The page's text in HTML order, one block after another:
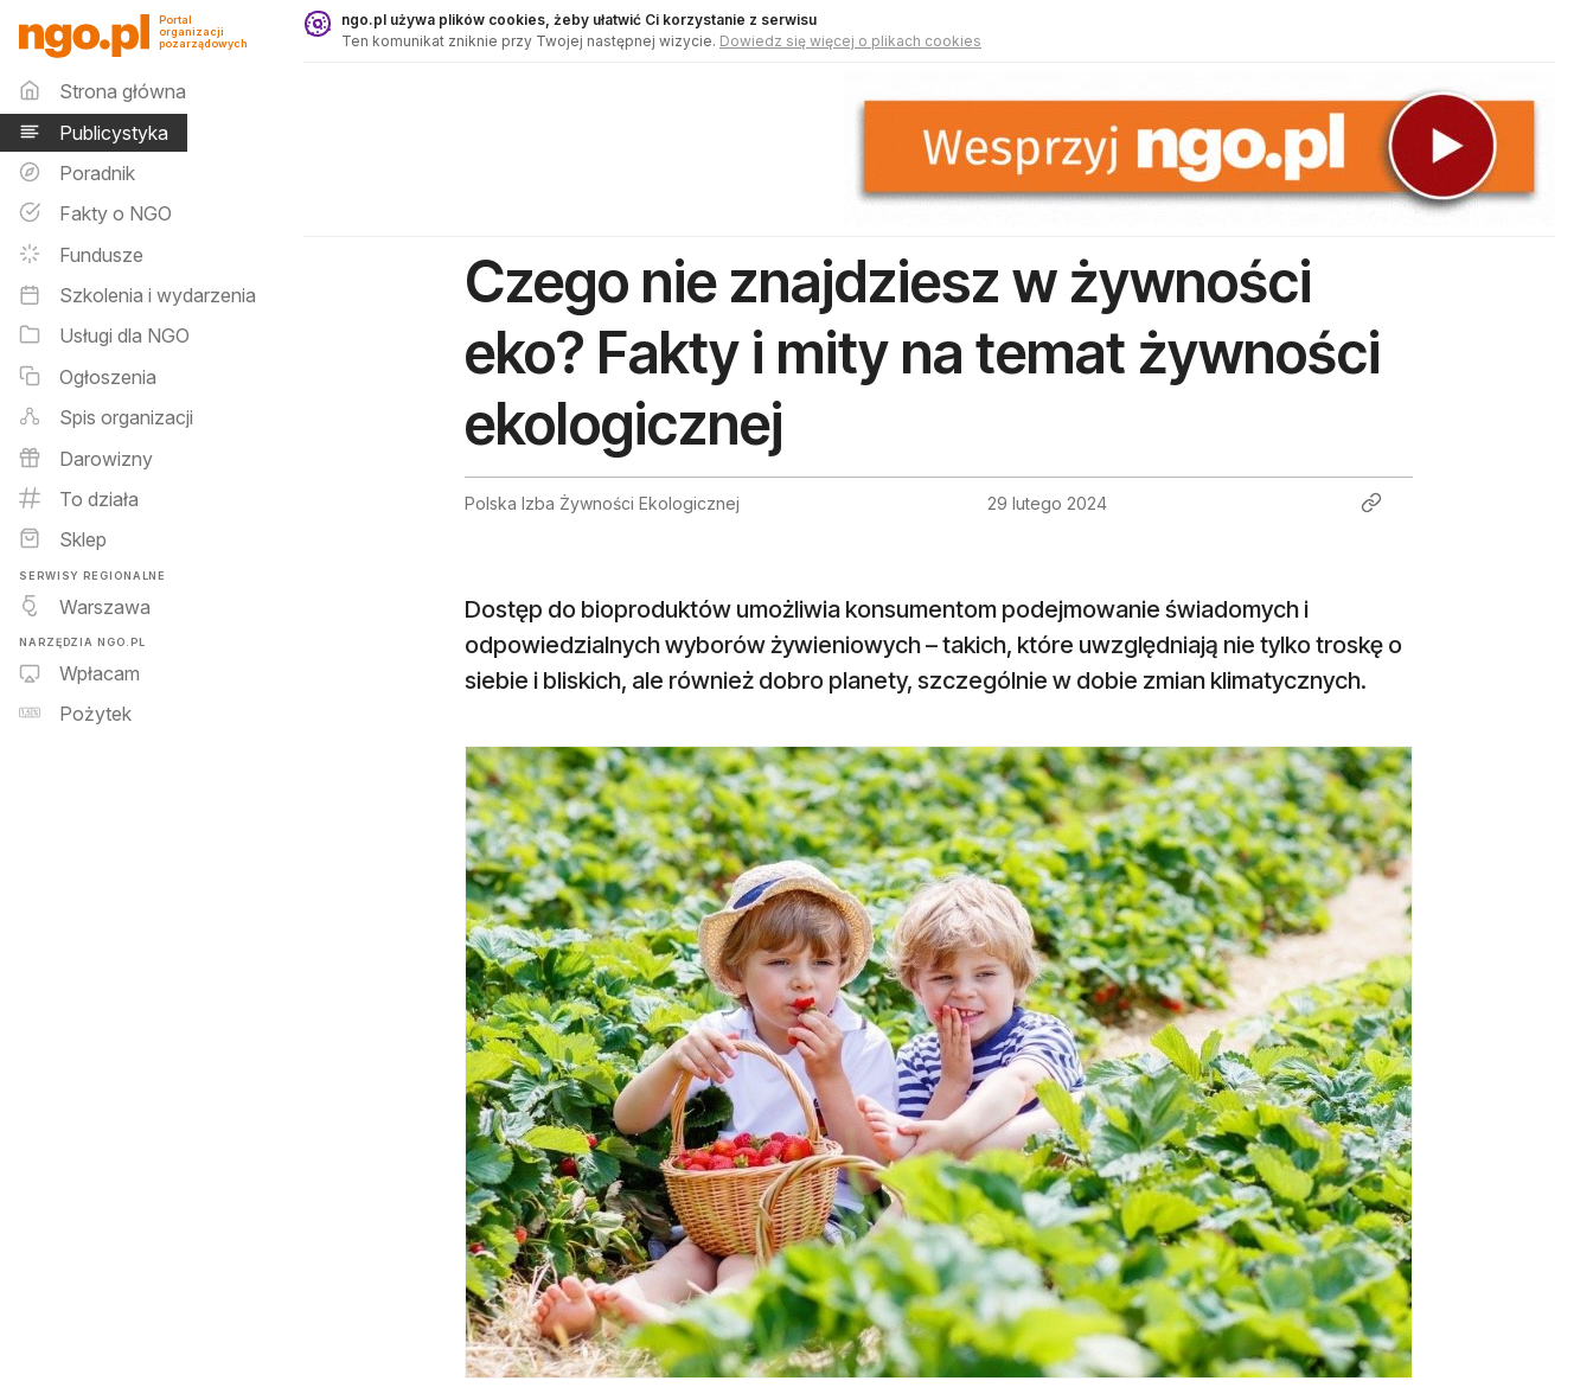
Publicystyka - ngo.pl
Portal
organizacji
pozarządowych
Menu główne
Strona główna
Publicystyka
Poradnik
Fakty o NGO
Fundusze
Szkolenia i wydarzenia
Usługi dla NGO
Ogłoszenia
Spis organizacji
Darowizny
To działa
Sklep
SERWISY REGIONALNE
Warszawa
NARZĘDZIA NGO.PL
Wpłacam
Pożytek
ngo.pl używa plików cookies, żeby ułatwić Ci korzystanie z serwisu
Ten komunikat zniknie przy Twojej następnej wizycie. Dowiedz się więcej o plikach cookies
Czego nie znajdziesz w żywności
eko? Fakty i mity na temat żywności
ekologicznej
Polska Izba Żywności Ekologicznej 29 lutego 2024
Dostęp do bioproduktów umożliwia konsumentom podejmowanie świadomych i
odpowiedzialnych wyborów żywieniowych – takich, które uwzględniają nie tylko troskę o
siebie i bliskich, ale również dobro planety, szczególnie w dobie zmian klimatycznych.